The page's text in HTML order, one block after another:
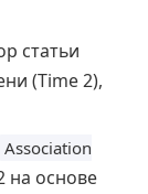
статьи
(Time 2),
Association
на основе